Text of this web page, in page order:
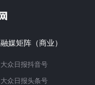
融媒矩阵（商业）
大众日报抖音号
大众日报头条号